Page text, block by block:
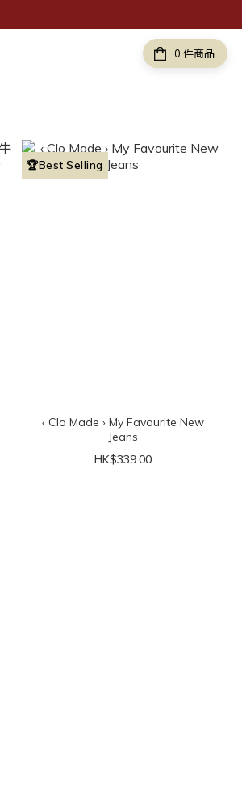
件商品
🏆Best Selling
‹ Clo Made › My Favourite New
Jeans
HK$339.00